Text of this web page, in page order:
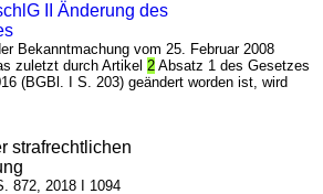
II Änderung des
Bekanntmachung vom 25. Februar 2008
zuletzt durch Artikel2 Absatz 1 des Gesetzes
(BGBl. I S. 203) geändert worden ist, wird
strafrechtlichen
872, 2018 I 1094